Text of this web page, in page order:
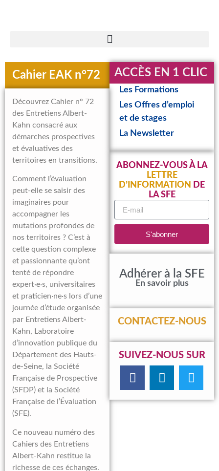
Cahier EAK n°72
Découvrez Cahier n° 72
des Entretiens Albert-
Kahn consacré aux
démarches prospectives
et évaluatives des
territoires en transitions.
Comment l’évaluation
peut-elle se saisir des
imaginaires pour
accompagner les
mutations profondes de
nos territoires ? C’est à
cette question complexe
et passionnante qu’ont
tenté de répondre
expert·e·s, universitaires
et praticien·ne·s lors d’une
journée d’étude organisée
par Entretiens Albert-
Kahn, Laboratoire
d’innovation publique du
Département des Hauts-
de-Seine, la Société
Française de Prospective
(SFDP) et la Société
Française de l’Évaluation
(SFE).
Ce nouveau numéro des
Cahiers des Entretiens
Albert-Kahn restitue la
richesse de ces échanges.
ACCÈS EN 1 CLIC
Les Formations
Les Offres d’emploi
et de stages
La Newsletter
ABONNEZ-VOUS À LA
LETTRE
D’INFORMATION
DE
LA SFE
S'abonner
Adhérer à la SFE
En savoir plus
CONTACTEZ-NOUS
SUIVEZ-NOUS SUR